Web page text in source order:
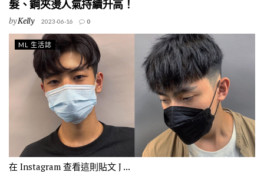
髮、鋼夾燙人氣持續升高！
byKelly 2023-06-16 0
ML 生活誌
在 Instagram 查看這則貼文 J ...